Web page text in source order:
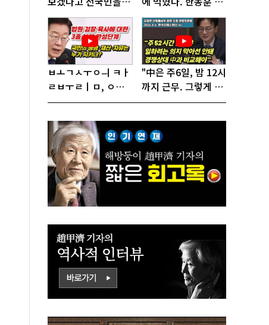
'지옥문'으로 밀어!"
당이 답!
ㅂㅗㄱㅅㅜㅇㅢ ㅋㅏ
ㄹㅂㅜㄹㅣㅁ, ㅇㅙ
ㄱㅜㄱㅁㅣㄴㄷㅡㄹ
ㅎㅏㄴㅏ?
"中은 주6일, 밤 12시
까지 근무. 그렇게 일
해서 어떻게 경쟁하